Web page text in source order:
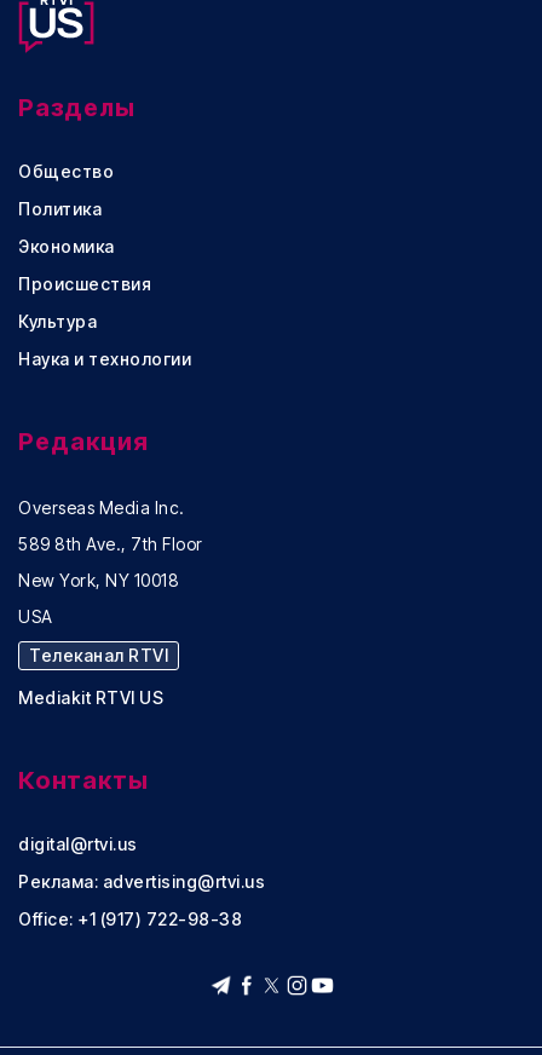
Разделы
Общество
Политика
Экономика
Происшествия
Культура
Наука и технологии
Редакция
Overseas Media Inc.
589 8th Ave., 7th Floor
New York, NY 10018
USA
Телеканал RTVI
Mediakit RTVI US
Контакты
digital@rtvi.us
Реклама: advertising@rtvi.us
Office: +1 (917) 722-98-38